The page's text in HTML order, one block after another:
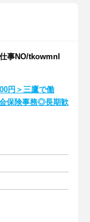
事NO/tkowmnl
円＞三鷹で働
保険事務◎長期歓